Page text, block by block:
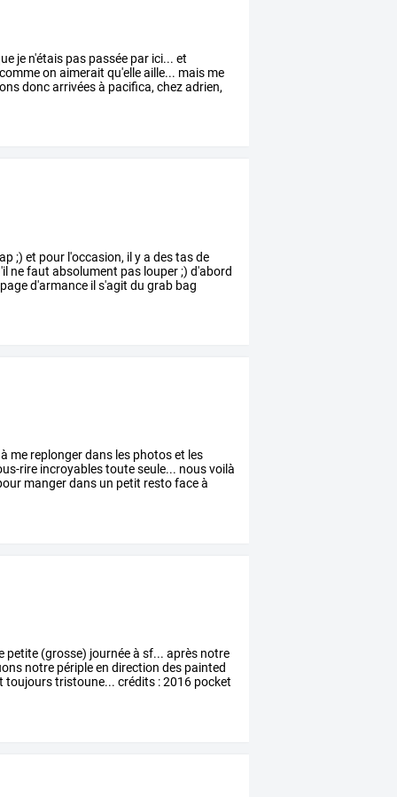
je n'étais pas passée par ici... et
commeon aimerait qu'elleaille... mais me
doncarrivéesà pacifica, chezadrien,
;) et pour l'occasion, il ya destasde
nefaut absolument pas louper;) d'abord
paged'armance il s'agit du grab bag
à me replongerdans les photoset les
rire incroyablestouteseule... nousvoilà
mangerdans un petit restofaceà
petite (grosse) journéeà sf... après notre
notre péripleen direction des painted
toujourstristoune... crédits :2016 pocket